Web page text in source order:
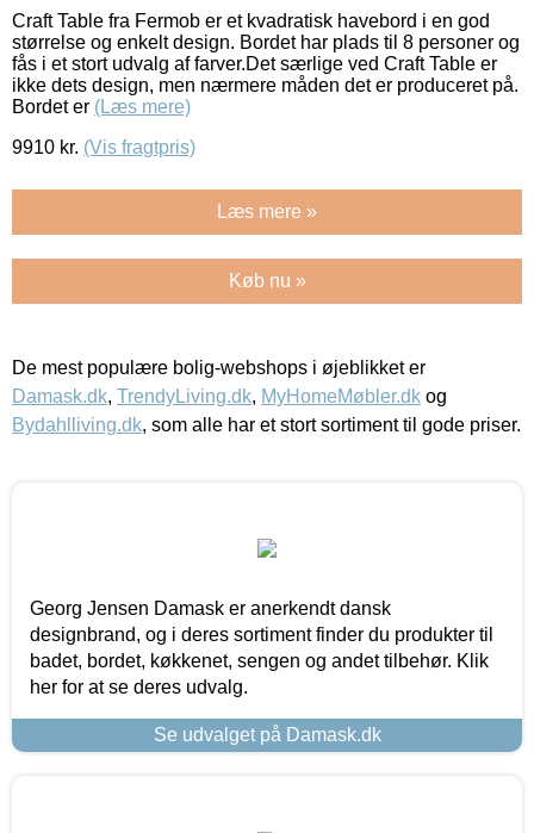
Craft Table fra Fermob er et kvadratisk havebord i en god
størrelse og enkelt design. Bordet har plads til 8 personer og
fås i et stort udvalg af farver.Det særlige ved Craft Table er
ikke dets design, men nærmere måden det er produceret på.
Bordet er (Læs mere)
9910 kr. (Vis fragtpris)
Læs mere »
Køb nu »
De mest populære bolig-webshops i øjeblikket er
Damask.dk, TrendyLiving.dk, MyHomeMøbler.dk og
Bydahlliving.dk, som alle har et stort sortiment til gode priser.
Georg Jensen Damask er anerkendt dansk
designbrand, og i deres sortiment finder du produkter til
badet, bordet, køkkenet, sengen og andet tilbehør. Klik
her for at se deres udvalg.
Se udvalget på Damask.dk